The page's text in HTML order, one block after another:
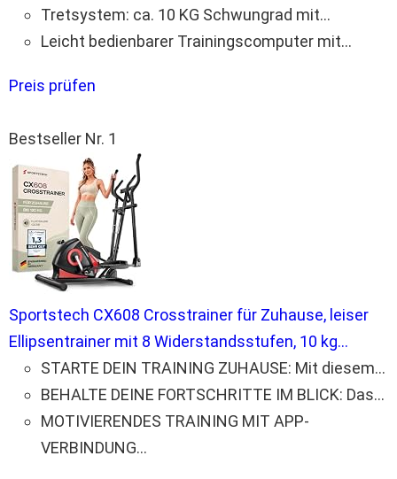
Tretsystem: ca. 10 KG Schwungrad mit...
Leicht bedienbarer Trainingscomputer mit...
Preis prüfen
Bestseller Nr. 1
Sportstech CX608 Crosstrainer für Zuhause, leiser
Ellipsentrainer mit 8 Widerstandsstufen, 10 kg...
STARTE DEIN TRAINING ZUHAUSE: Mit diesem...
BEHALTE DEINE FORTSCHRITTE IM BLICK: Das...
MOTIVIERENDES TRAINING MIT APP-
VERBINDUNG...